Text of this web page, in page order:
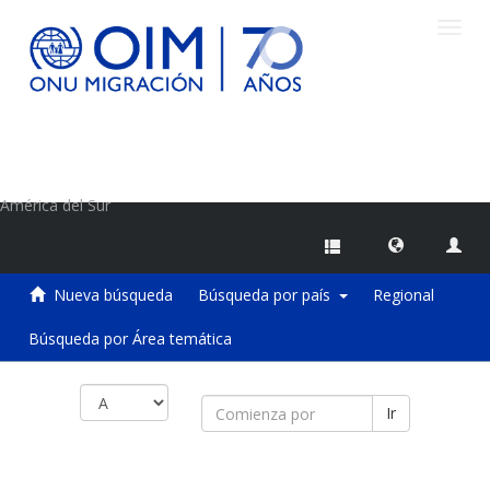
América del Sur
Nueva búsqueda Búsqueda por país Regional
Búsqueda por Área temática
Ir